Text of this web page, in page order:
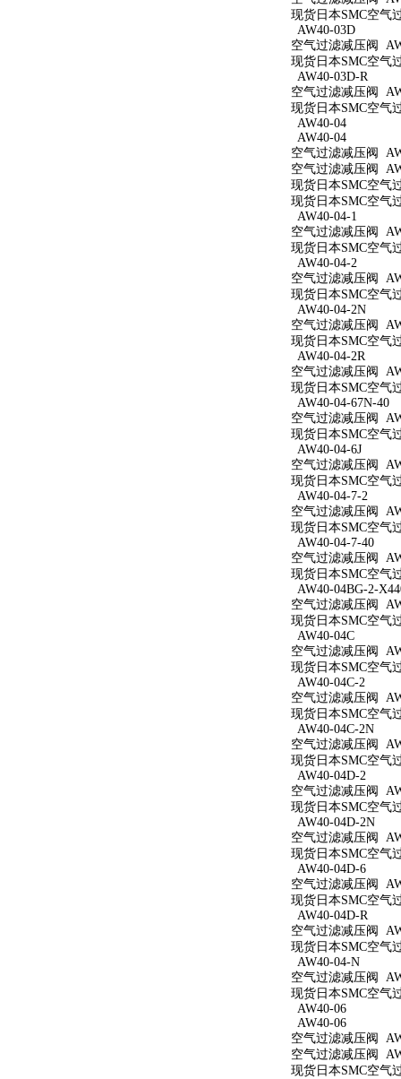
现货日本SMC空气
AW40-03D
空气过滤减压阀
现货日本SMC空气
AW40-03D-R
空气过滤减压阀
现货日本SMC空气
AW40-04
AW40-04
空气过滤减压阀
空气过滤减压阀
现货日本SMC空气
现货日本SMC空气
AW40-04-1
空气过滤减压阀
现货日本SMC空气
AW40-04-2
空气过滤减压阀
现货日本SMC空气
AW40-04-2N
空气过滤减压阀
现货日本SMC空气
AW40-04-2R
空气过滤减压阀
现货日本SMC空气
AW40-04-67N-40
空气过滤减压阀
现货日本SMC空气
AW40-04-6J
空气过滤减压阀
现货日本SMC空气
AW40-04-7-2
空气过滤减压阀
现货日本SMC空气
AW40-04-7-40
空气过滤减压阀
现货日本SMC空气
AW40-04BG-2-
空气过滤减压阀
现货日本SMC空气
AW40-04C
空气过滤减压阀
现货日本SMC空气
AW40-04C-2
空气过滤减压阀
现货日本SMC空气
AW40-04C-2N
空气过滤减压阀
现货日本SMC空气
AW40-04D-2
空气过滤减压阀
现货日本SMC空气
AW40-04D-2N
空气过滤减压阀
现货日本SMC空气
AW40-04D-6
空气过滤减压阀
现货日本SMC空气
AW40-04D-R
空气过滤减压阀
现货日本SMC空气
AW40-04-N
空气过滤减压阀
现货日本SMC空气
AW40-06
AW40-06
空气过滤减压阀
空气过滤减压阀
现货日本SMC空气